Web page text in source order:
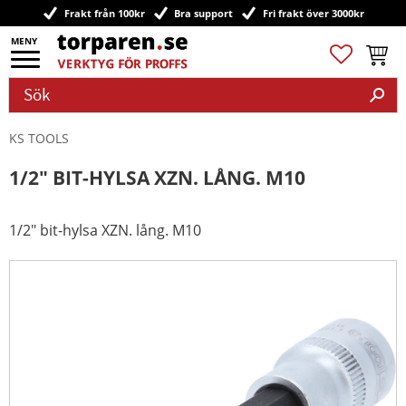
Meny
Frakt från 100kr Bra support Fri frakt över 3000kr
Favoriter
KS TOOLS
1/2" BIT-HYLSA XZN. LÅNG. M10
1/2" bit-hylsa XZN. lång. M10